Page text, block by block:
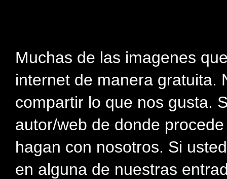
Muchas de las imagenes
internet de manera gratuita.
compartir lo que nos gusta.
autor/web de donde
hagan con nosotros. Si
en alguna de nuestras